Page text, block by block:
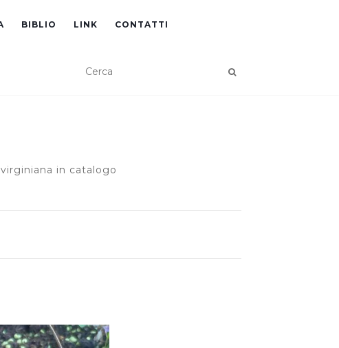
BIBLIO LINK CONTATTI
in catalogo